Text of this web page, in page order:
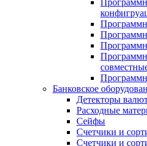
Банковское
Детекторы
Расходные
Сейфы
Счетчики и
Счетчики и